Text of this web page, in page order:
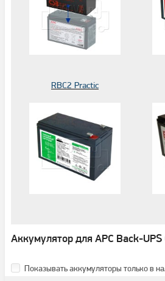
RBC2 Practic
Аккумулятор для APC Back-UPS
Показывать аккумуляторы только в